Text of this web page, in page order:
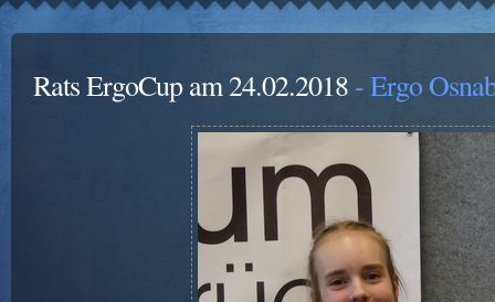
Rats ErgoCup am 24.02.2018 - Ergo